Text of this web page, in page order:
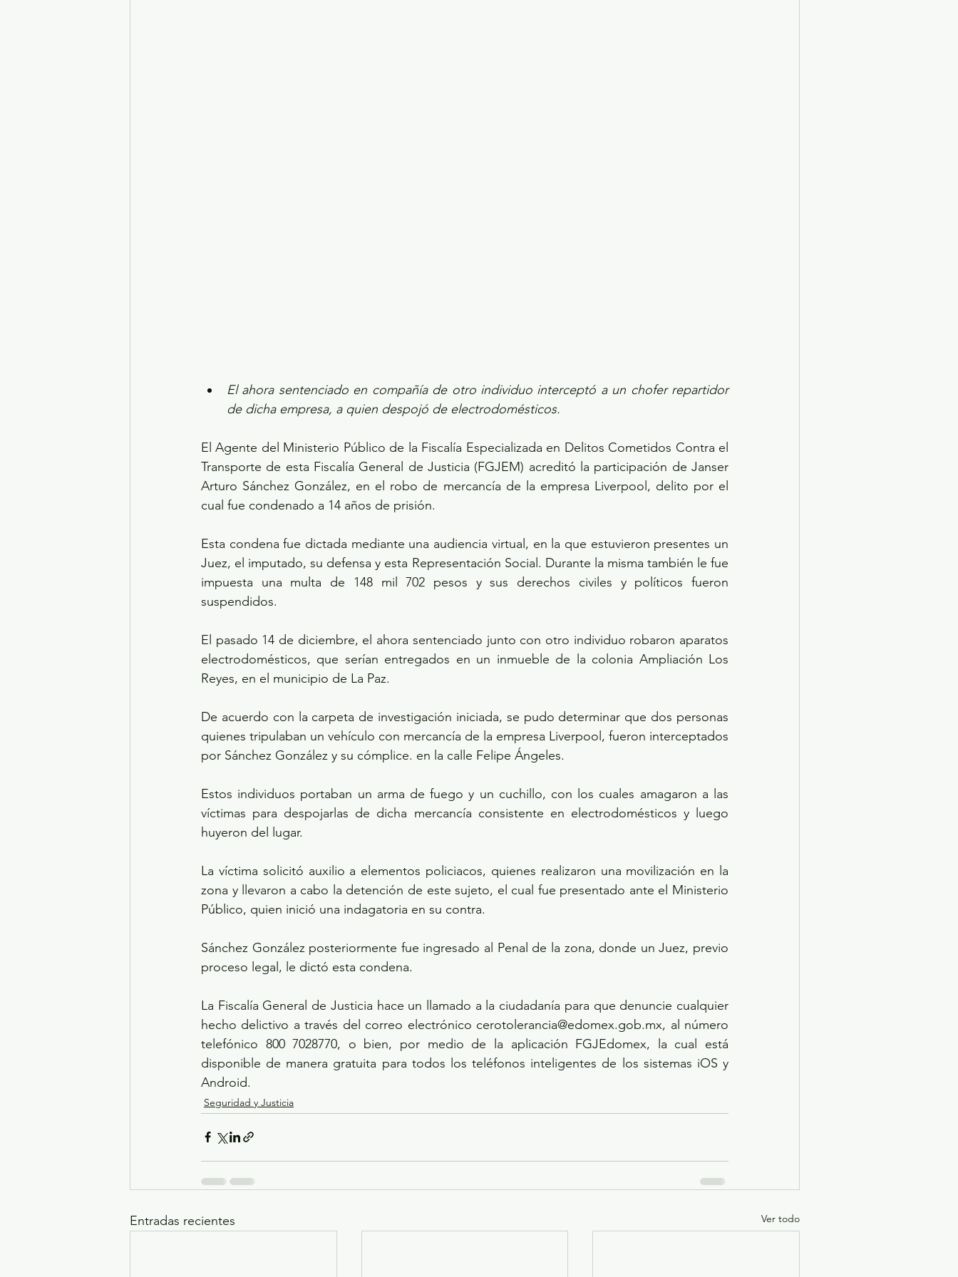
El ahora sentenciado en compañía de otro individuo interceptó a un chofer repartidor
de dicha empresa, a quien despojó de electrodomésticos.
El Agente del Ministerio Público de la Fiscalía Especializada en Delitos Cometidos Contra el
Transporte de esta Fiscalía General de Justicia (FGJEM) acreditó la participación de Janser
Arturo Sánchez González, en el robo de mercancía de la empresa Liverpool, delito por el
cual fue condenado a 14 años de prisión.
Esta condena fue dictada mediante una audiencia virtual, en la que estuvieron presentes un
Juez, el imputado, su defensa y esta Representación Social. Durante la misma también le fue
impuesta una multa de 148 mil 702 pesos y sus derechos civiles y políticos fueron
suspendidos.
El pasado 14 de diciembre, el ahora sentenciado junto con otro individuo robaron aparatos
electrodomésticos, que serían entregados en un inmueble de la colonia Ampliación Los
Reyes, en el municipio de La Paz.
De acuerdo con la carpeta de investigación iniciada, se pudo determinar que dos personas
quienes tripulaban un vehículo con mercancía de la empresa Liverpool, fueron interceptados
por Sánchez González y su cómplice. en la calle Felipe Ángeles.
Estos individuos portaban un arma de fuego y un cuchillo, con los cuales amagaron a las
víctimas para despojarlas de dicha mercancía consistente en electrodomésticos y luego
huyeron del lugar.
La víctima solicitó auxilio a elementos policiacos, quienes realizaron una movilización en la
zona y llevaron a cabo la detención de este sujeto, el cual fue presentado ante el Ministerio
Público, quien inició una indagatoria en su contra.
Sánchez González posteriormente fue ingresado al Penal de la zona, donde un Juez, previo
proceso legal, le dictó esta condena.
La Fiscalía General de Justicia hace un llamado a la ciudadanía para que denuncie cualquier
hecho delictivo a través del correo electrónico cerotolerancia@edomex.gob.mx, al número
telefónico 800 7028770, o bien, por medio de la aplicación FGJEdomex, la cual está
disponible de manera gratuita para todos los teléfonos inteligentes de los sistemas iOS y
Android.
Seguridad y Justicia
Entradas recientes Ver todo